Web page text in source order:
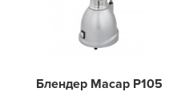
Блендер Macap P105